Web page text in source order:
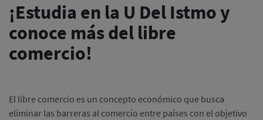
¡Estudia en la U Del Istmo y
conoce más del libre
comercio!
El libre comercio es un concepto económico que busca
eliminar las barreras al comercio entre países con el objetivo